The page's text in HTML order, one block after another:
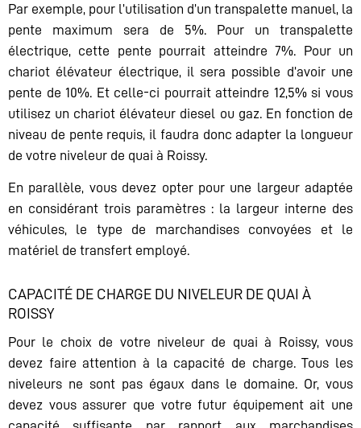
Par exemple, pour l’utilisation d’un transpalette manuel, la
pente maximum sera de 5%. Pour un transpalette
électrique, cette pente pourrait atteindre 7%. Pour un
chariot élévateur électrique, il sera possible d’avoir une
pente de 10%. Et celle-ci pourrait atteindre 12,5% si vous
utilisez un chariot élévateur diesel ou gaz. En fonction de
niveau de pente requis, il faudra donc adapter la longueur
de votre niveleur de quai à Roissy.
En parallèle, vous devez opter pour une largeur adaptée
en considérant trois paramètres : la largeur interne des
véhicules, le type de marchandises convoyées et le
matériel de transfert employé.
CAPACITÉ DE CHARGE DU NIVELEUR DE QUAI À
ROISSY
Pour le choix de votre niveleur de quai à Roissy, vous
devez faire attention à la capacité de charge. Tous les
niveleurs ne sont pas égaux dans le domaine. Or, vous
devez vous assurer que votre futur équipement ait une